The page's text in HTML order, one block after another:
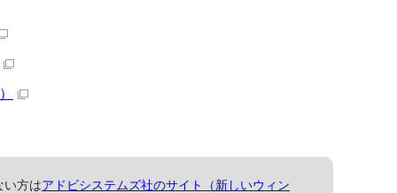
い方はアドビシステムズ社のサイト（新しいウィン